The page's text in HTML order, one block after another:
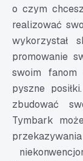
o czym
realizować
wykorzystał
promowanie
swoim fanom
pyszne
zbudować
Tymbark